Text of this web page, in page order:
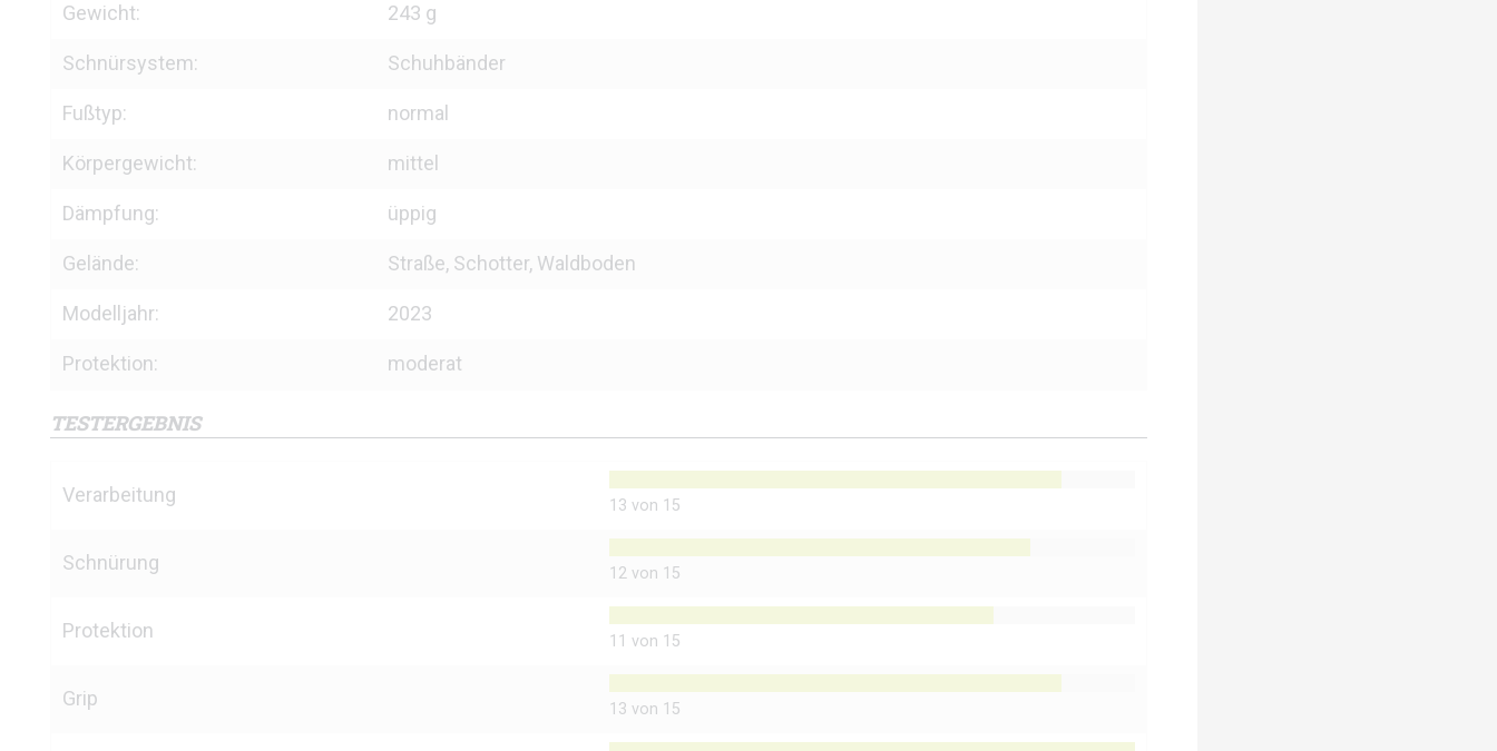
Gewicht: 243 g
Schnürsystem: Schuhbänder
Fußtyp: normal
Körpergewicht: mittel
Dämpfung: üppig
Gelände: Straße, Schotter, Waldboden
Modelljahr: 2023
Protektion: moderat
TESTERGEBNIS
Verarbeitung 13 von 15
Schnürung 12 von 15
Protektion 11 von 15
Grip 13 von 15